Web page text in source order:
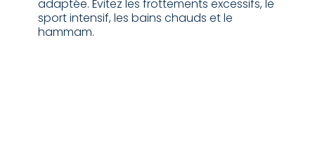
adaptée. Évitez les frottements excessifs, le
sport intensif, les bains chauds et le
hammam.